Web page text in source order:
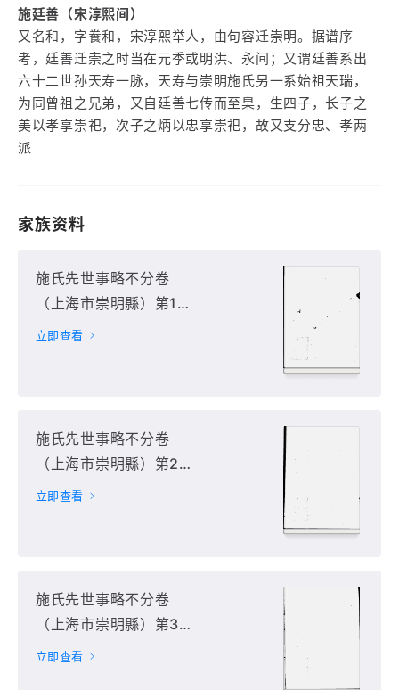
施廷善（宋淳熙间）
又名和，字飬和，宋淳熙举人，由句容迁崇明。据谱序
考，廷善迁崇之时当在元季或明洪、永间；又谓廷善系出
六十二世孙天寿一脉，天寿与崇明施氏另一系始祖天瑞，
为同曾祖之兄弟，又自廷善七传而至臬，生四子，长子之
美以孝享崇祀，次子之炳以忠享崇祀，故又支分忠、孝两
派
家族资料
施氏先世事略不分卷
（上海市崇明縣）第1
册
立即查看
施氏先世事略不分卷
（上海市崇明縣）第2
册
立即查看
施氏先世事略不分卷
（上海市崇明縣）第3
册
立即查看